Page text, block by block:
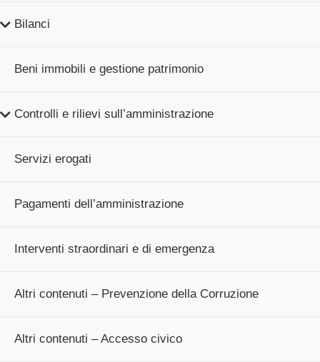
Bilanci
Beni immobili e gestione patrimonio
Controlli e rilievi sull’amministrazione
Servizi erogati
Pagamenti dell’amministrazione
Interventi straordinari e di emergenza
Altri contenuti – Prevenzione della Corruzione
Altri contenuti – Accesso civico